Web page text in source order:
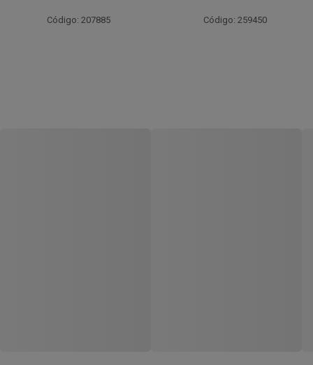
Código: 259450